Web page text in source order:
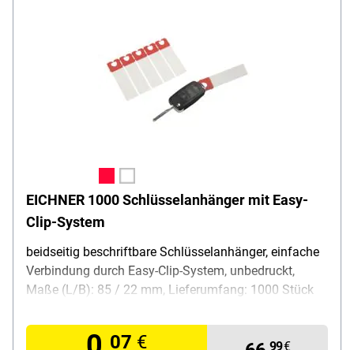
EICHNER 1000 Schlüsselanhänger mit Easy-
Clip-System
beidseitig beschriftbare Schlüsselanhänger, einfache
Verbindung durch Easy-Clip-System, unbedruckt,
Maße (L/B): 85 / 22 mm, Lieferumfang: 1000 Stück
07 € 99€